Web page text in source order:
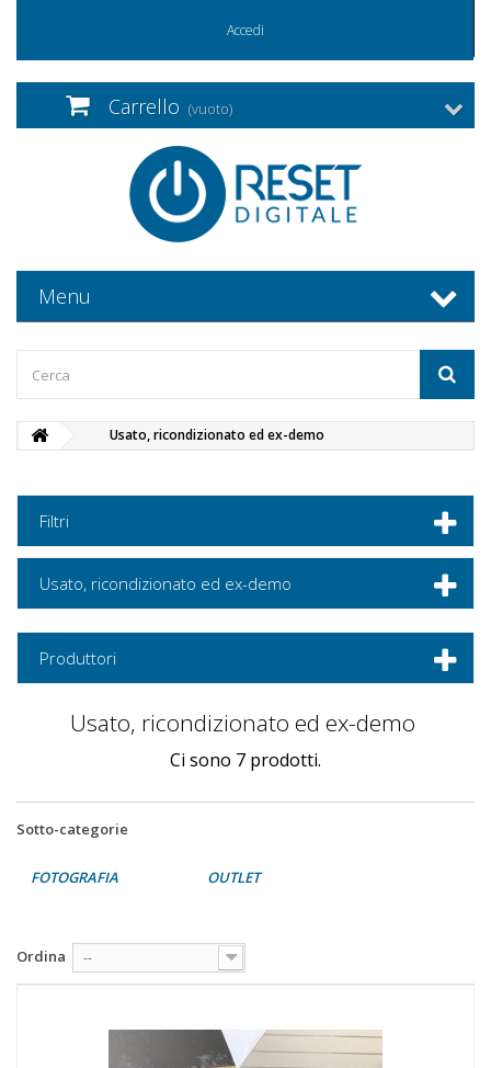
Accedi
Carrello (vuoto)
Menu
Usato, ricondizionato ed ex-demo
Filtri
Usato, ricondizionato ed ex-demo
Produttori
Usato, ricondizionato ed ex-demo
Ci sono 7 prodotti.
Sotto-categorie
FOTOGRAFIA OUTLET
Ordina --